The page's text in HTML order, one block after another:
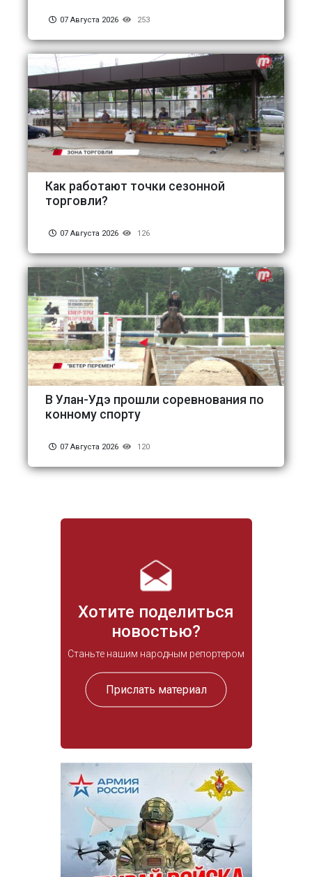
Хотите поделиться
новостью?
Станьте нашим народным репортером
Прислать материал
07 Августа 2026 253
Как работают точки сезонной
торговли?
07 Августа 2026 126
В Улан-Удэ прошли соревнования по
конному спорту
07 Августа 2026 120